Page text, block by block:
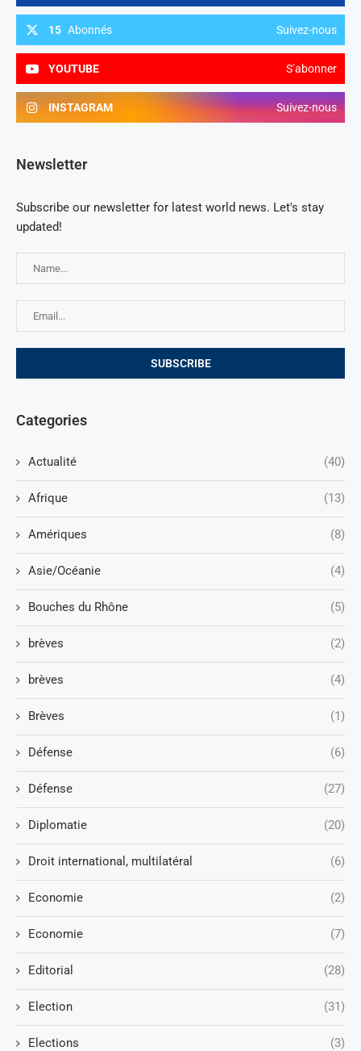
15 Abonnés Suivez-nous
YOUTUBE S’abonner
INSTAGRAM Suivez-nous
Newsletter
Subscribe our newsletter for latest world news. Let's stay
updated!
Categories
Actualité (40)
Afrique (13)
Amériques (8)
Asie/Océanie (4)
Bouches du Rhône (5)
brèves (2)
brèves (4)
Brèves (1)
Défense (6)
Défense (27)
Diplomatie (20)
Droit international, multilatéral (6)
Economie (2)
Economie (7)
Editorial (28)
Election (31)
Elections (3)